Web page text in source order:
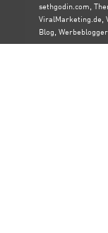
sethgodin.com,
ViralMarketing.de,
Blog, Werbeblogger